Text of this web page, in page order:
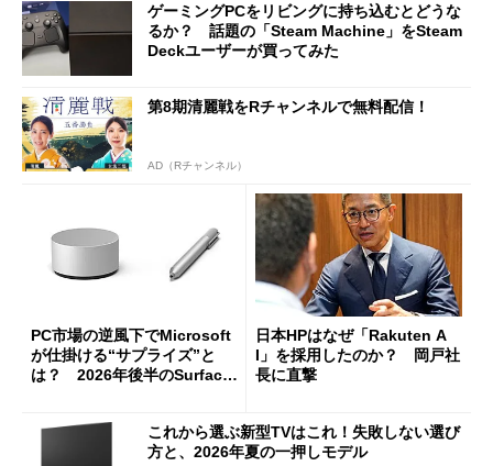
ゲーミングPCをリビングに持ち込むとどうな
るか？ 話題の「Steam Machine」をSteam
Deckユーザーが買ってみた
第8期清麗戦をRチャンネルで無料配信！
AD（Rチャンネル）
PC市場の逆風下でMicrosoft
が仕掛ける“サプライズ”と
は？ 2026年後半のSurface
日本HPはなぜ「Rakuten A
I」を採用したのか？ 岡戸社
長に直撃
これから選ぶ新型TVはこれ！失敗しない選び
方と、2026年夏の一押しモデル